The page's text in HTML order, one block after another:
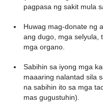
pagpasa ng sakit mula
Huwag mag-donate ng
ang dugo, mga selyula,
mga organo.
Sabihin sa iyong mga
maaaring nalantad sila
na sabihin ito sa mga
mas gugustuhin).